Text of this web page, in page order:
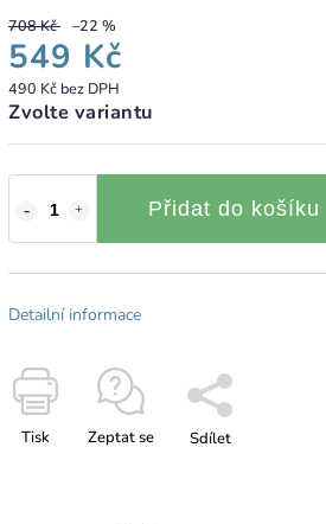
708 Kč –22 %
549 Kč
490 Kč bez DPH
Zvolte variantu
Přidat do košíku
Detailní informace
Tisk Zeptat se Sdílet